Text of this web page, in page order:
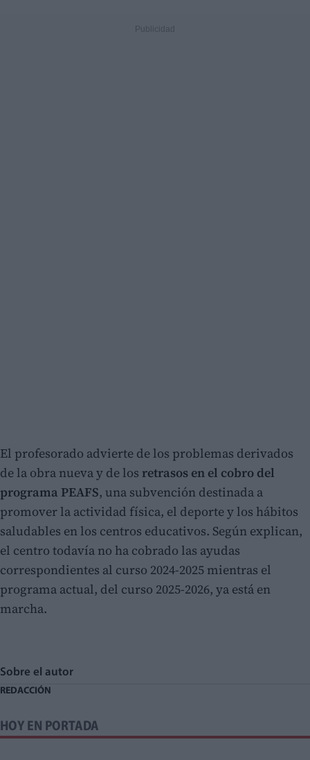
El profesorado advierte de los problemas derivados
de la obra nueva y de los retrasos en el cobro del
programa PEAFS, una subvención destinada a
promover la actividad física, el deporte y los hábitos
saludables en los centros educativos. Según explican,
el centro todavía no ha cobrado las ayudas
correspondientes al curso 2024-2025 mientras el
programa actual, del curso 2025-2026, ya está en
marcha.
Sobre el autor
REDACCIÓN
HOY EN PORTADA